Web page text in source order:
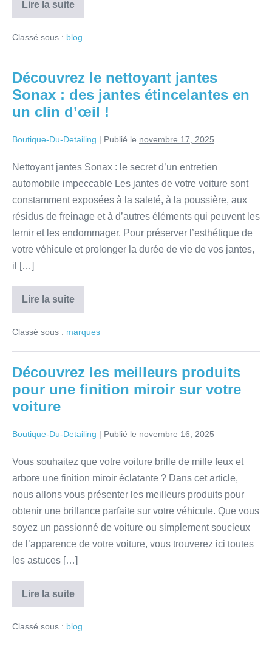
Lire la suite
Classé sous : blog
Découvrez le nettoyant jantes
Sonax : des jantes étincelantes en
un clin d’œil !
Boutique-Du-Detailing | Publié le novembre 17, 2025
Nettoyant jantes Sonax : le secret d’un entretien
automobile impeccable Les jantes de votre voiture sont
constamment exposées à la saleté, à la poussière, aux
résidus de freinage et à d’autres éléments qui peuvent les
ternir et les endommager. Pour préserver l’esthétique de
votre véhicule et prolonger la durée de vie de vos jantes,
il […]
Lire la suite
Classé sous : marques
Découvrez les meilleurs produits
pour une finition miroir sur votre
voiture
Boutique-Du-Detailing | Publié le novembre 16, 2025
Vous souhaitez que votre voiture brille de mille feux et
arbore une finition miroir éclatante ? Dans cet article,
nous allons vous présenter les meilleurs produits pour
obtenir une brillance parfaite sur votre véhicule. Que vous
soyez un passionné de voiture ou simplement soucieux
de l’apparence de votre voiture, vous trouverez ici toutes
les astuces […]
Lire la suite
Classé sous : blog